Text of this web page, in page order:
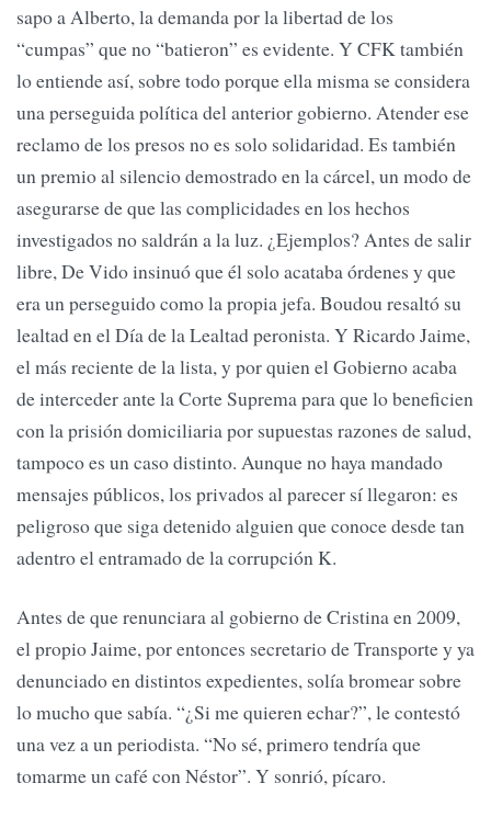
sapo a Alberto, la demanda por la libertad de los
“cumpas” que no “batieron” es evidente. Y CFK también
lo entiende así, sobre todo porque ella misma se considera
una perseguida política del anterior gobierno. Atender ese
reclamo de los presos no es solo solidaridad. Es también
un premio al silencio demostrado en la cárcel, un modo de
asegurarse de que las complicidades en los hechos
investigados no saldrán a la luz. ¿Ejemplos? Antes de salir
libre, De Vido insinuó que él solo acataba órdenes y que
era un perseguido como la propia jefa. Boudou resaltó su
lealtad en el Día de la Lealtad peronista. Y Ricardo Jaime,
el más reciente de la lista, y por quien el Gobierno acaba
de interceder ante la Corte Suprema para que lo beneficien
con la prisión domiciliaria por supuestas razones de salud,
tampoco es un caso distinto. Aunque no haya mandado
mensajes públicos, los privados al parecer sí llegaron: es
peligroso que siga detenido alguien que conoce desde tan
adentro el entramado de la corrupción K.
Antes de que renunciara al gobierno de Cristina en 2009,
el propio Jaime, por entonces secretario de Transporte y ya
denunciado en distintos expedientes, solía bromear sobre
lo mucho que sabía. “¿Si me quieren echar?”, le contestó
una vez a un periodista. “No sé, primero tendría que
tomarme un café con Néstor”. Y sonrió, pícaro.